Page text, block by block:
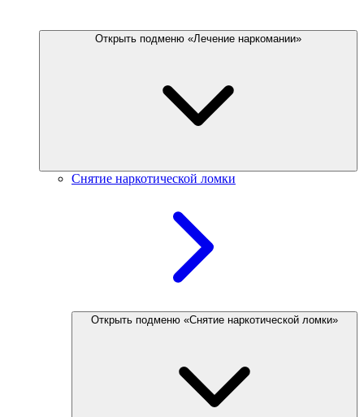
Открыть подменю «Лечение наркомании»
Снятие наркотической ломки
Открыть подменю «Снятие наркотической ломки»